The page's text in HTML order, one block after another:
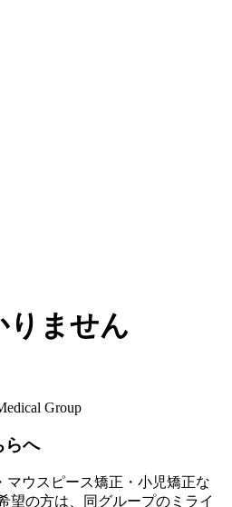
りません
Group
らへ
マウスピース矯正・小児矯正な
望の方は、同グループの ミライ